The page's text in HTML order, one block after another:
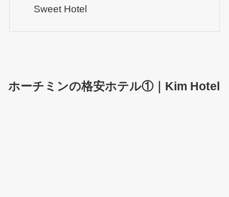
Sweet Hotel
ホーチミンの格安ホテル①｜Kim Hotel